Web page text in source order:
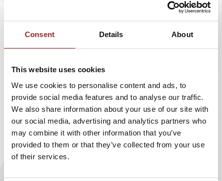
Consent Details About
This website uses cookies
We use cookies to personalise content and ads, to
provide social media features and to analyse our traffic.
We also share information about your use of our site with
our social media, advertising and analytics partners who
may combine it with other information that you’ve
provided to them or that they’ve collected from your use
of their services.
Kein Hindernis zu hoch.Diese Titelzeile erschien
im Kreisboten mit einem interessanten Bericht
über5 Sterne Redner Felix Brunner, der mit
seinem Handbike als erster Rollstuhlfahrer
erfolgreich die Alpen überquert hat.